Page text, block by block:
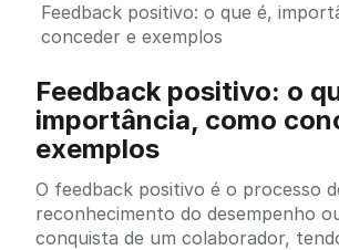
Feedback positivo: o que é,
conceder e exemplos
Feedback positivo: o
importância, como
exemplos
O feedback positivo é o processo
reconhecimento do desempenho
conquista de um colaborador,